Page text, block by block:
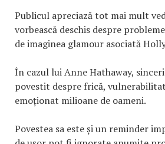
Publicul apreciază tot mai mult
vorbească deschis despre
de imaginea glamour asociată
În cazul lui Anne Hathaway,
povestit despre frică,
emoționat milioane de oameni.
Povestea sa este și un reminder